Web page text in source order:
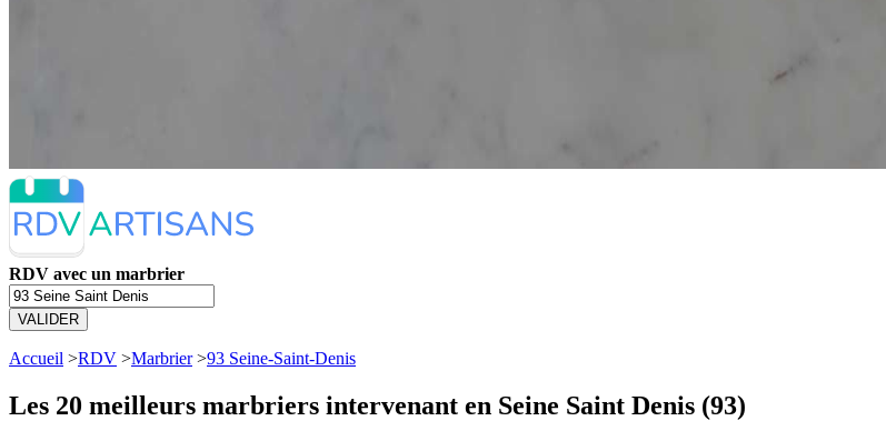
RDV avec un marbrier
VALIDER
Accueil >RDV >Marbrier>93 Seine-Saint-Denis
Les 20 meilleurs marbriers intervenant en Seine Saint Denis (93)